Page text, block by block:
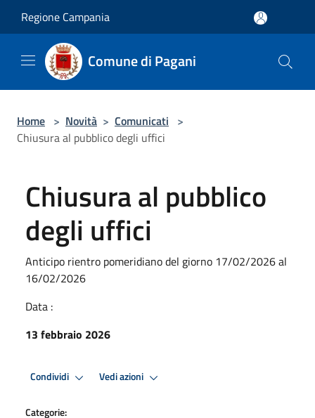
Regione Campania
Comune di Pagani
Home > Novità > Comunicati >
Chiusura al pubblico degli uffici
Chiusura al pubblico
degli uffici
Anticipo rientro pomeridiano del giorno 17/02/2026 al
16/02/2026
Data :
13 febbraio 2026
Condividi Vedi azioni
Categorie: